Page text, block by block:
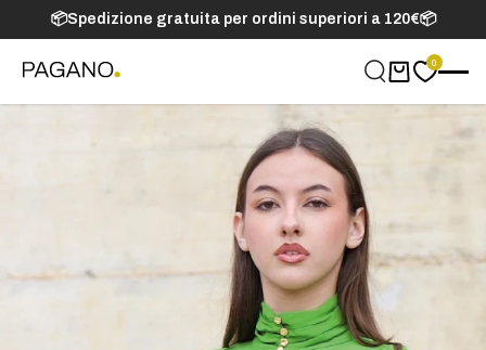
📦Spedizione gratuita per ordini superiori a 120€📦
0